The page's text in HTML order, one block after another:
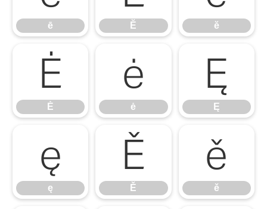
ē Ĕ ĕ
Ė
Ė
ė
ė
Ę
Ę
ę
ę
Ě
Ě
ě
ě